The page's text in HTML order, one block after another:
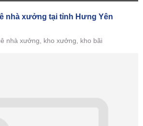
nhà xưởng tại tỉnh Hưng Yên
nhà xưởng, kho xưởng, kho bãi